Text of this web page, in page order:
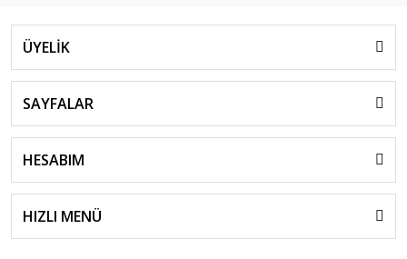
ÜYELİK
SAYFALAR
HESABIM
HIZLI MENÜ